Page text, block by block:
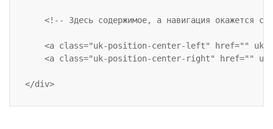
<!-- Здесь содержимое, а навигация окажется
<a class="uk-position-center-left" href="" uk-
<a class="uk-position-center-right" href=""